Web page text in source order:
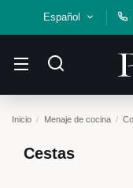
Español
Inicio Menaje de cocina
Cestas